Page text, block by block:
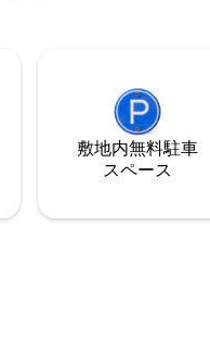
敷地内無料駐⁠車
ス⁠ペ⁠ー⁠ス